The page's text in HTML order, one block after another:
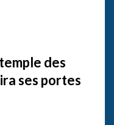
des
ses portes